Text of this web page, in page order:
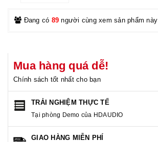
Đang có 89 người cùng xem sản phẩm này
Mua hàng quá dễ!
Chính sách tốt nhất cho bạn
TRẢI NGHIỆM THỰC TẾ
Tại phòng Demo của HDAUDIO
GIAO HÀNG MIỄN PHÍ